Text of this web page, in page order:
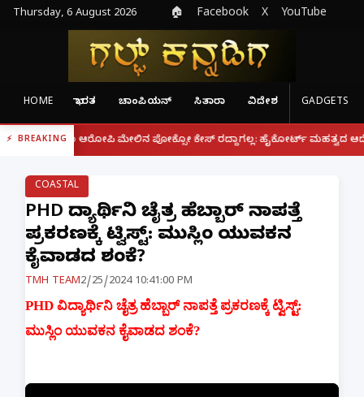
Thursday, 6 August 2026 🏠 Facebook X YouTube
HOME ಭಾರತ ಚಾಂಪಿಯನ್ ಸಿತಾರಾ ವಿದೇಶ GADGETS
BREAKING
ಆರೋಪಿ ಮೇಲಿನ ಪೋಕ್ಸೋ ಕೇಸ್ ರದ್ದಾಗಲ್ಲ: ಹೈಕೋರ್ಟ್ ಮಹತ್ವದ ಆದೇಶ | ಫೋನ್
COASTAL
PHD ವಿದ್ಯಾರ್ಥಿನಿ ಚೈತ್ರ ಹೆಬ್ಬಾರ್ ನಾಪತ್ತೆ
ಪ್ರಕರಣಕ್ಕೆ ಟ್ವಿಸ್ಟ್: ಮುಸ್ಲಿಂ ಯುವಕನ
ಕೈವಾಡದ ಶಂಕೆ?
TMH TEAM2/25/2024 10:41:00 PM
PHD ವಿದ್ಯಾರ್ಥಿನಿ ಚೈತ್ರ ಹೆಬ್ಬಾರ್ ನಾಪತ್ತೆ ಪ್ರಕರಣಕ್ಕೆ ಟ್ವಿಸ್ಟ್:
ಮುಸ್ಲಿಂ ಯುವಕನ ಕೈವಾಡದ ಶಂಕೆ?